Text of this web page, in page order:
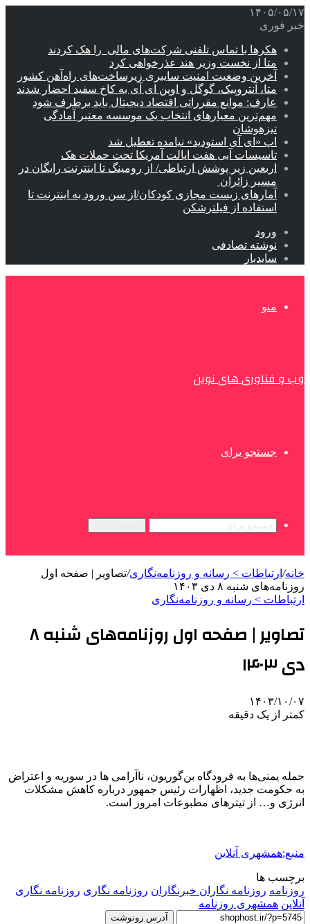
۱۴۰۵/۰۵/۱۷
خبر فوری
هکرها با تماس تلفنی شرکت‌های مالی را هک کردند
متا از نخست وزیر هند عذرخواهی کرد
آخرین وضعیت امنیت سایبری زیرساخت‌های راه‌آهن کشور
متا، آنتروپیک، گوگل و اوپن ای آی به کاخ سفید احضار شدند
عارف: موانع مقرراتی اقتصاد دیجیتال باید برطرف شود
مهم‌ترین معیارهای انتخاب یک موسسه معتبر آمادگی
تیزهوشان
اپ «ای آی استودید» نیامده تعطیل شد
تاسیسات آبی هفت ایالت آمریکا تحت حملات هک
اربعین زیر پوشش ارتباطی/ از رومینگ تا اینترنت رایگان در
مسیر زائران
آمارهای زیست مجازی کودکان/از سن ورود به اینترنت تا
استفاده از فیلترشکن
ورود
نوشته تصادفی
سایدبار
منو
وب و فناوری های نوین
جستجو برای
خانه/ ارتباطات > رسانه و روزنامه‌نگاری/تصاویر | صفحه اول
روزنامه‌های شنبه ۸ دی ۱۴۰۳
ارتباطات > رسانه و روزنامه‌نگاری
تصاویر | صفحه اول روزنامه‌های شنبه ۸
دی ۱۴۰۳
۱۴۰۳/۱۰/۰۷
کمتر از یک دقیقه
حمله یمنی‌ها به فرودگاه بن‌گوریون، ناآرامی ها در سوریه و اعتراض
به حکومت جدید، اظهارات رئیس جمهور درباره کاهش مشکلات
انرژی و… از تیترهای مطبوعات امروز است.
منبع:همشهری آنلاین
برچسب ها
روزنامه روزنامه نگاران خبرنگاران روزنامه‌ نگاری روزنامه نگاری
آنلاین همشهری روزنامه
آدرس رونوشت